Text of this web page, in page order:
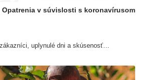
v súvislosti s koronavírusom
uplynulé dni a skúsenosť…